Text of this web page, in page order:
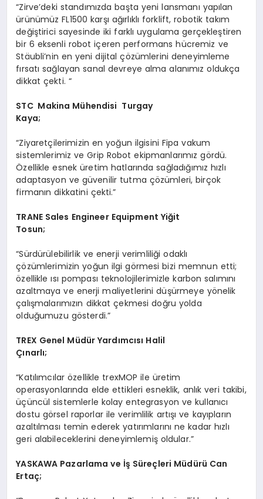
“Zirve’deki standımızda başta yeni lansmanı yapılan
ürünümüz FL1500 karşı ağırlıklı forklift, robotik takım
değiştirici sayesinde iki farklı uygulama gerçekleştiren
bir 6 eksenli robot içeren performans hücremiz ve
Stäubli’nin en yeni dijital çözümlerini deneyimleme
fırsatı sağlayan sanal devreye alma alanımız oldukça
dikkat çekti. “
STC Makina Mühendisi Turgay
Kaya;
“Ziyaretçilerimizin en yoğun ilgisini Fipa vakum
sistemlerimiz ve Grip Robot ekipmanlarımız gördü.
Özellikle esnek üretim hatlarında sağladığımız hızlı
adaptasyon ve güvenilir tutma çözümleri, birçok
firmanın dikkatini çekti.”
TRANE Sales Engineer Equipment Yiğit
Tosun;
“Sürdürülebilirlik ve enerji verimliliği odaklı
çözümlerimizin yoğun ilgi görmesi bizi memnun etti;
özellikle ısı pompası teknolojilerimizle karbon salımını
azaltmaya ve enerji maliyetlerini düşürmeye yönelik
çalışmalarımızın dikkat çekmesi doğru yolda
olduğumuzu gösterdi.”
TREX Genel Müdür Yardımcısı Halil
Çınarlı;
“Katılımcılar özellikle trexMOP ile üretim
operasyonlarında elde ettikleri esneklik, anlık veri takibi,
üçüncül sistemlerle kolay entegrasyon ve kullanıcı
dostu görsel raporlar ile verimlilik artışı ve kayıpların
azaltılması temin ederek yatırımlarını ne kadar hızlı
geri alabileceklerini deneyimlemiş oldular.”
YASKAWA Pazarlama ve İş Süreçleri Müdürü Can
Ertaç;